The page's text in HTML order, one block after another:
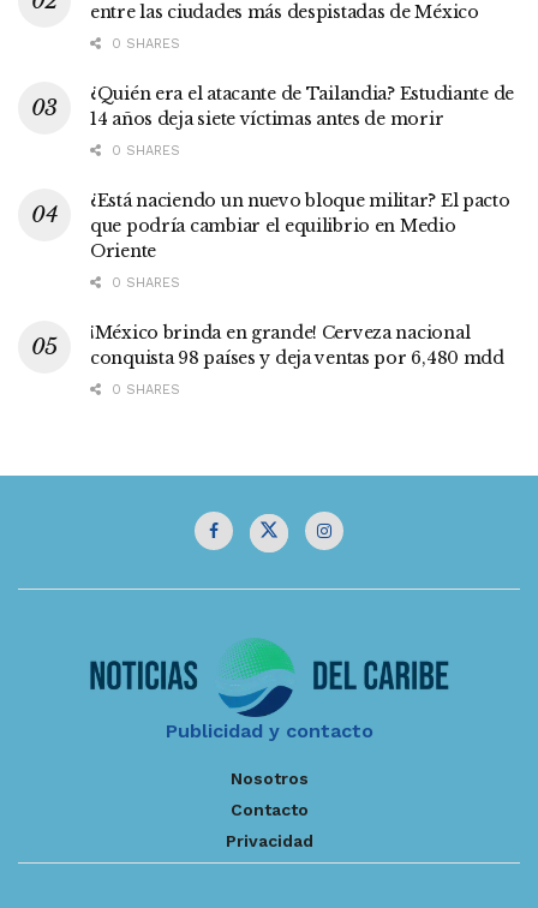
entre las ciudades más despistadas de México
0 SHARES
¿Quién era el atacante de Tailandia? Estudiante de
14 años deja siete víctimas antes de morir
0 SHARES
¿Está naciendo un nuevo bloque militar? El pacto
que podría cambiar el equilibrio en Medio
Oriente
0 SHARES
¡México brinda en grande! Cerveza nacional
conquista 98 países y deja ventas por 6,480 mdd
0 SHARES
Publicidad y contacto
Nosotros
Contacto
Privacidad